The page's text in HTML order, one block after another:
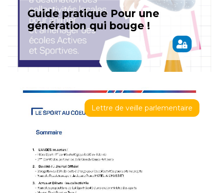
Guide pratique Pour une
génération qui bouge !
Lettre de veille parlementaire